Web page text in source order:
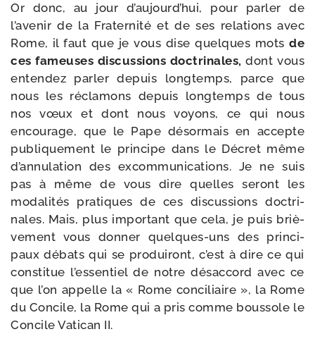
Or donc, au jour d’aujourd’hui, pour par­ler de
l’avenir de la Fraternité et de ses rela­tions avec
Rome, il faut que je vous dise quelques mots de
ces fameuses dis­cus­sions doc­tri­nales, dont vous
enten­dez par­ler depuis long­temps, parce que
nous les récla­mons depuis long­temps de tous
nos vœux et dont nous voyons, ce qui nous
encou­rage, que le Pape désor­mais en accepte
publi­que­ment le prin­cipe dans le Décret même
d’annulation des excom­mu­ni­ca­tions. Je ne suis
pas à même de vous dire quelles seront les
moda­li­tés pra­tiques de ces dis­cus­sions doc­tri­
nales. Mais, plus impor­tant que cela, je puis briè­
ve­ment vous don­ner quelques-​uns des prin­ci­
paux débats qui se pro­dui­ront, c’est à dire ce qui
consti­tue l’essentiel de notre désac­cord avec ce
que l’on appelle la « Rome conci­liaire », la Rome
du Concile, la Rome qui a pris comme bous­sole le
Concile Vatican II.